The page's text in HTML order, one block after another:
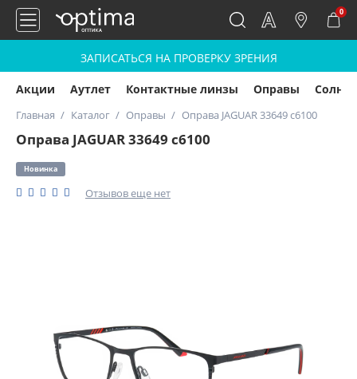
0
ЗАПИСАТЬСЯ НА ПРОВЕРКУ ЗРЕНИЯ
Акции Аутлет Контактные линзы Оправы
Главная Каталог Оправы Оправа JAGUAR 33649 c6100
Оправа JAGUAR 33649 c6100
Новинка
Отзывов еще нет